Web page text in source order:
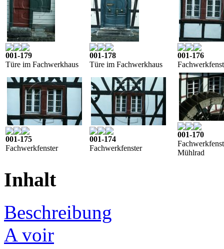
001-179
Türe im Fachwerkhaus
001-178
Türe im Fachwerkhaus
001-176
001-175
Fachwerkfenster
001-174
Fachwerkfenster
001-170
Mühlrad
Inhalt
Beschreibung
A voir